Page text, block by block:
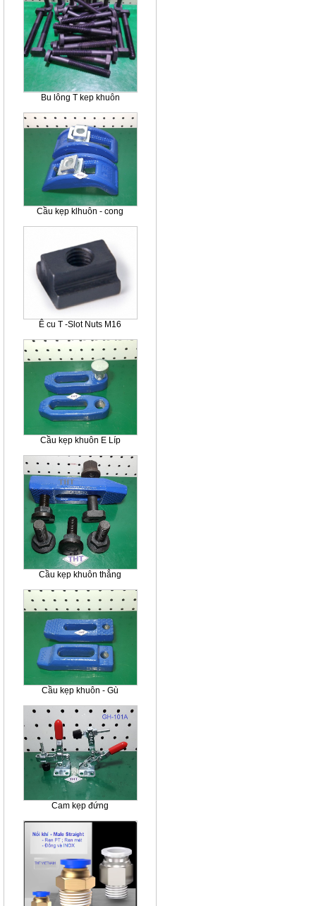
Bu lông T kep khuôn
Cầu kẹp klhuôn - cong
Ê cu T -Slot Nuts M16
Cầu kẹp khuôn E Líp
Cầu kẹp khuôn thẳng
Cầu kẹp khuôn - Gù
Cam kẹp đứng